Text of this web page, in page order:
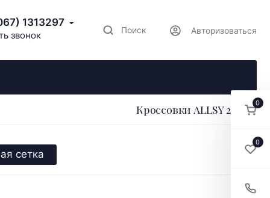
1313297
звонок Поиск Авторизоваться
Кроссовки ALLSY 202767
сетка
0
0